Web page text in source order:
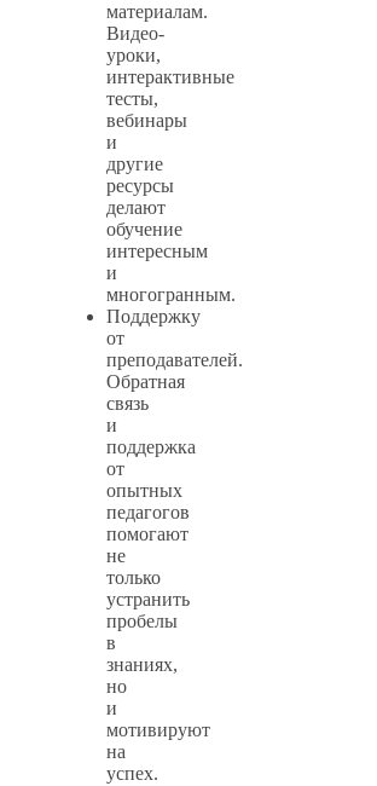
материалам.
Видео-
уроки,
интерактивные
тесты,
вебинары
и
другие
ресурсы
делают
обучение
интересным
и
многогранным.
Поддержку
от
преподавателей.
Обратная
связь
и
поддержка
от
опытных
педагогов
помогают
не
только
устранить
пробелы
в
знаниях,
но
и
мотивируют
на
успех.